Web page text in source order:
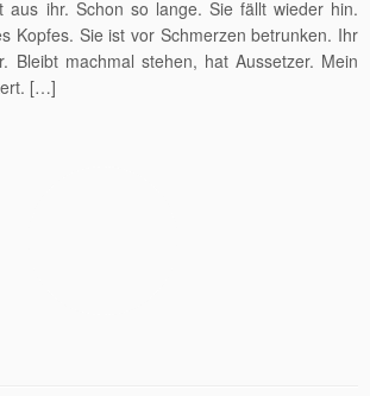
aus ihr. Schon so lange. Sie fällt wieder hin.
Kopfes. Sie ist vor Schmerzen betrunken. Ihr
Bleibt machmal stehen, hat Aussetzer. Mein
[…]